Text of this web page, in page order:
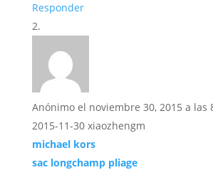
Responder
Anónimo el noviembre 30, 2015 a las
2015-11-30 xiaozhengm
michael kors
sac longchamp pliage